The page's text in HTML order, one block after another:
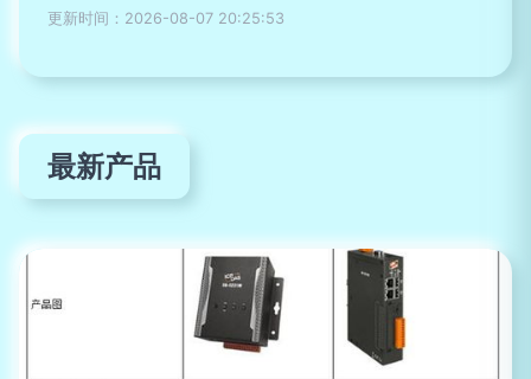
更新时间：2026-08-07 20:25:53
最新产品